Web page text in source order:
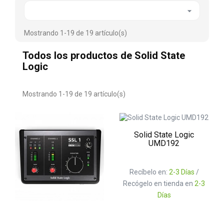

Mostrando 1-19 de 19 artículo(s)
Todos los productos de Solid State
Logic
Mostrando 1-19 de 19 artículo(s)
Solid State Logic
UMD192
Recíbelo en: 2-3 Días /
Recógelo en tienda en 2-3
Días